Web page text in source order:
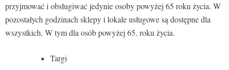
przyjmować i obsługiwać jedynie osoby powyżej 65 roku życia. W
pozostałych godzinach sklepy i lokale usługowe są dostępne dla
wszystkich. W tym dla osób powyżej 65. roku życia.
Targi